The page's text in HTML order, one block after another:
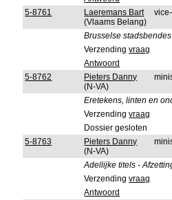
5-8761
Laeremans Bart
(Vlaams Belang)
Brusselse
Verzendingvraag
Antwoord
5-8762
Pieters Danny
(N-VA)
Eretekens, linten en
Verzendingvraag
Dossier gesloten
5-8763
Pieters Danny
(N-VA)
Adellijke titels -
Verzendingvraag
Antwoord